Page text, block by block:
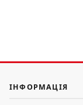
ІНФОРМАЦІЯ